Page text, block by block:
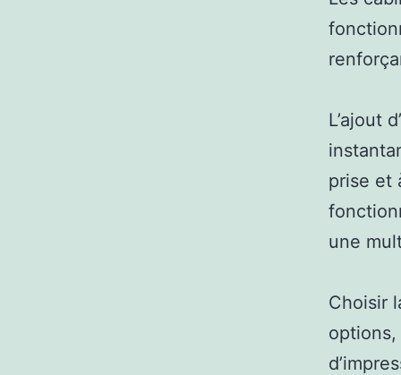
L’ajout
prise et
une
Choisir